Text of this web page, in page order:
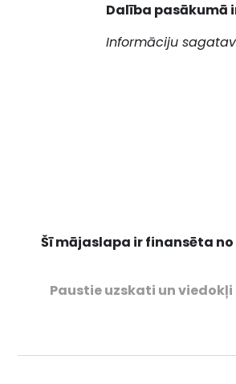
Dalība pasākumā
Informāciju
Šī mājaslapa ir finansēta
Paustie uzskati un